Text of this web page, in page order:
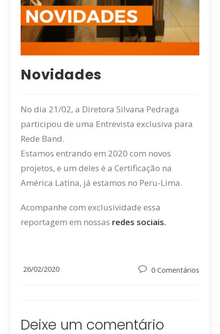
Novidades
No dia 21/02, a Diretora Silvana Pedraga
participou de uma Entrevista exclusiva para
Rede Band.
Estamos entrando em 2020 com novos
projetos, e um deles é a Certificação na
América Latina, já estamos no Peru-Lima.
Acompanhe com exclusividade essa
reportagem em nossas redes sociais.
Post
26/02/2020
Post0 Comentários
Deixe um comentário